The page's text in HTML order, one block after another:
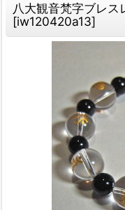
八大観音梵字ブレ
[iw120420a13]